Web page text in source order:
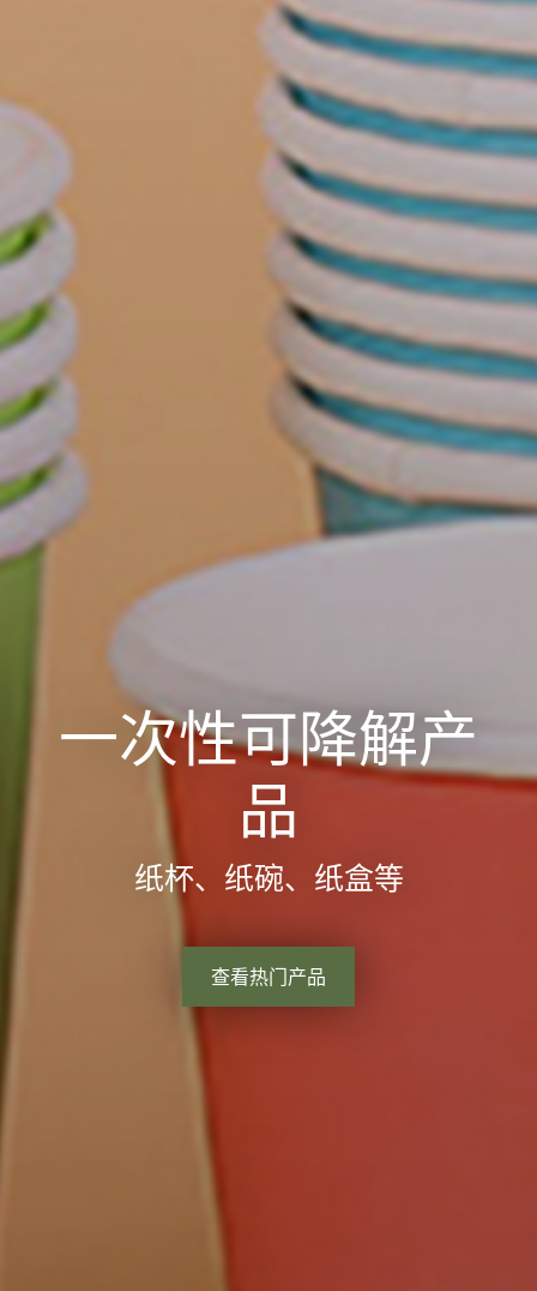
一次性可降解产
品
纸杯、纸碗、纸盒等
查看热门产品